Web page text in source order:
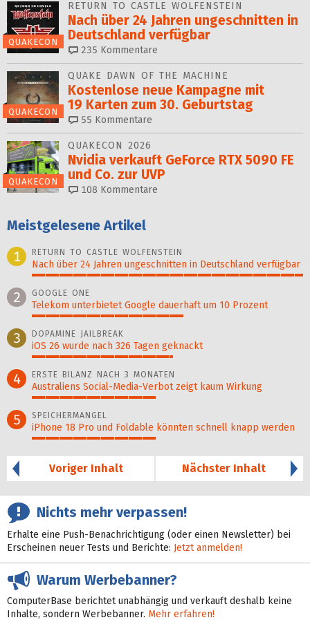
QUAKECON
RETURN TO CASTLE WOLFENSTEIN
Nach über 24 Jahren ungeschnitten in
Deutschland verfügbar
235 Kommentare
QUAKECON
QUAKE DAWN OF THE MACHINE
Kostenlose neue Kampagne mit
19 Karten zum 30. Geburtstag
55 Kommentare
QUAKECON
QUAKECON 2026
Nvidia verkauft GeForce RTX 5090 FE
und Co. zur UVP
108 Kommentare
Meistgelesene Artikel
1
RETURN TO CASTLE WOLFENSTEIN
Nach über 24 Jahren ungeschnitten in Deutschland verfügbar
100%
2 GOOGLE ONE
Telekom unterbietet Google dauerhaft um 10 Prozent
56%
3 DOPAMINE JAILBREAK
iOS 26 wurde nach 326 Tagen geknackt
52%
4 ERSTE BILANZ NACH 3 MONATEN
Australiens Social-Media-Verbot zeigt kaum Wirkung
46%
5 SPEICHERMANGEL
iPhone 18 Pro und Foldable könnten schnell knapp werden
46%
Voriger Inhalt
Nächster Inhalt
Nichts mehr verpassen!
Erhalte eine Push-Benachrichtigung (oder einen Newsletter) bei
Erscheinen neuer Tests und Berichte: Jetzt anmelden!
Warum Werbebanner?
ComputerBase berichtet unabhängig und verkauft deshalb keine
Inhalte, sondern Werbebanner. Mehr erfahren!